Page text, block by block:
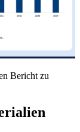
Bericht zu